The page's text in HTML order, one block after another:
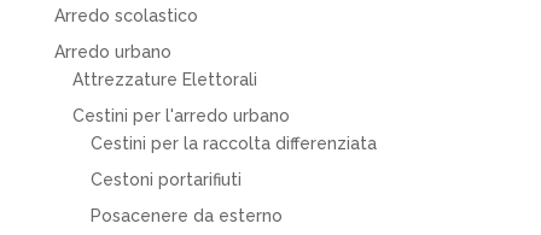
Arredo scolastico
Arredo urbano
Attrezzature Elettorali
Cestini per l'arredo urbano
Cestini per la raccolta differenziata
Cestoni portarifiuti
Posacenere da esterno